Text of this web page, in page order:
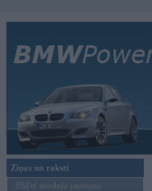
Ziņas un raksti
BMW modeļu jaunumi